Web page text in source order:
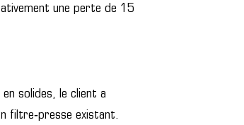
une perte de 15
solides, le client a
filtre‑presse existant.